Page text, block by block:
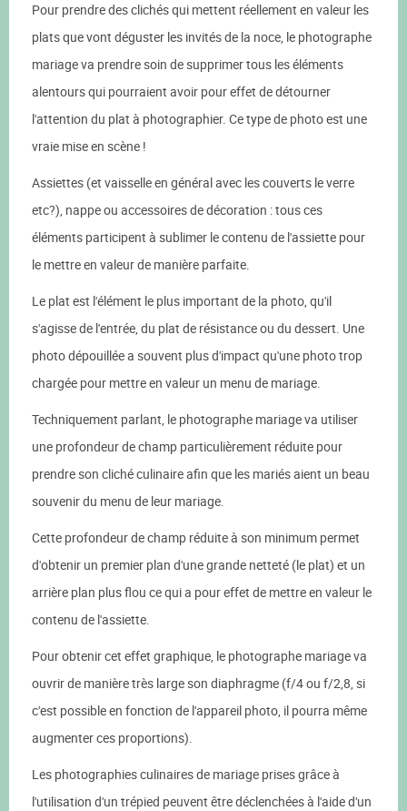
Pour prendre des clichés qui mettent réellement en valeur les
plats que vont déguster les invités de la noce, le photographe
mariage va prendre soin de supprimer tous les éléments
alentours qui pourraient avoir pour effet de détourner
l'attention du plat à photographier. Ce type de photo est une
vraie mise en scène !
Assiettes (et vaisselle en général avec les couverts le verre
etc?), nappe ou accessoires de décoration : tous ces
éléments participent à sublimer le contenu de l'assiette pour
le mettre en valeur de manière parfaite.
Le plat est l'élément le plus important de la photo, qu'il
s'agisse de l'entrée, du plat de résistance ou du dessert. Une
photo dépouillée a souvent plus d'impact qu'une photo trop
chargée pour mettre en valeur un menu de mariage.
Techniquement parlant, le photographe mariage va utiliser
une profondeur de champ particulièrement réduite pour
prendre son cliché culinaire afin que les mariés aient un beau
souvenir du menu de leur mariage.
Cette profondeur de champ réduite à son minimum permet
d'obtenir un premier plan d'une grande netteté (le plat) et un
arrière plan plus flou ce qui a pour effet de mettre en valeur le
contenu de l'assiette.
Pour obtenir cet effet graphique, le photographe mariage va
ouvrir de manière très large son diaphragme (f/4 ou f/2,8, si
c'est possible en fonction de l'appareil photo, il pourra même
augmenter ces proportions).
Les photographies culinaires de mariage prises grâce à
l'utilisation d'un trépied peuvent être déclenchées à l'aide d'un